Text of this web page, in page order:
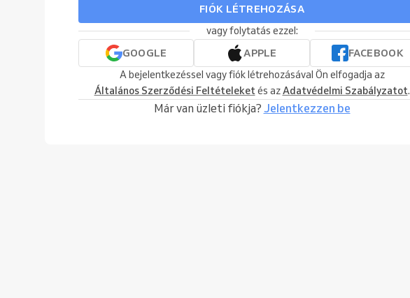
FIÓK LÉTREHOZÁSA
vagy folytatás ezzel:
GOOGLE
APPLE
FACEBOOK
A bejelentkezéssel vagy fiók létrehozásával Ön elfogadja az
Általános Szerződési Feltételeketés azAdatvédelmi Szabályzatot.
Már van üzleti fiókja? Jelentkezzen be